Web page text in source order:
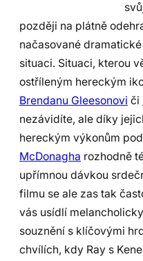
později na plátně
načasované
situaci. Situaci, kterou
ostříleným hereckým
Brendanu Gleesonovi či
nezávidíte, ale díky
hereckým výkonům
McDonagha rozhodně
upřímnou dávkou
filmu se ale zas tak
vás usídlí
souznění s klíčovými
chvílích, kdy Ray s